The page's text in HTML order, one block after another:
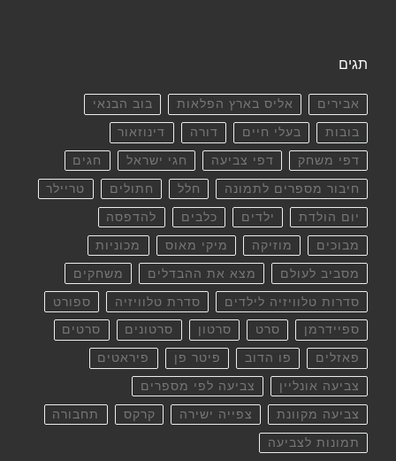
תגים
אבירים אליס בארץ הפלאות בוב הבנאי
בובות בעלי חיים דורה דינוזאור
דפי משחק דפי צביעה חגי ישראל חגים
חיבור מספרים לתמונה חלל חתולים טריילר
יום הולדת ילדים כלבים להדפסה
מבוכים מוזיקה מיקי מאוס מכוניות
מסביב לעולם מצא את ההבדלים משחקים
סדרות טלוויזיה לילדים סדרת טלוויזיה ספורט
ספיידרמן סרט סרטון סרטונים סרטים
פאזלים פו הדוב פיטר פן פיראטים
צביעה אונליין צביעה לפי מספרים
צביעה מקוונת צפייה ישירה קרקס תחבורה
תמונות לצביעה